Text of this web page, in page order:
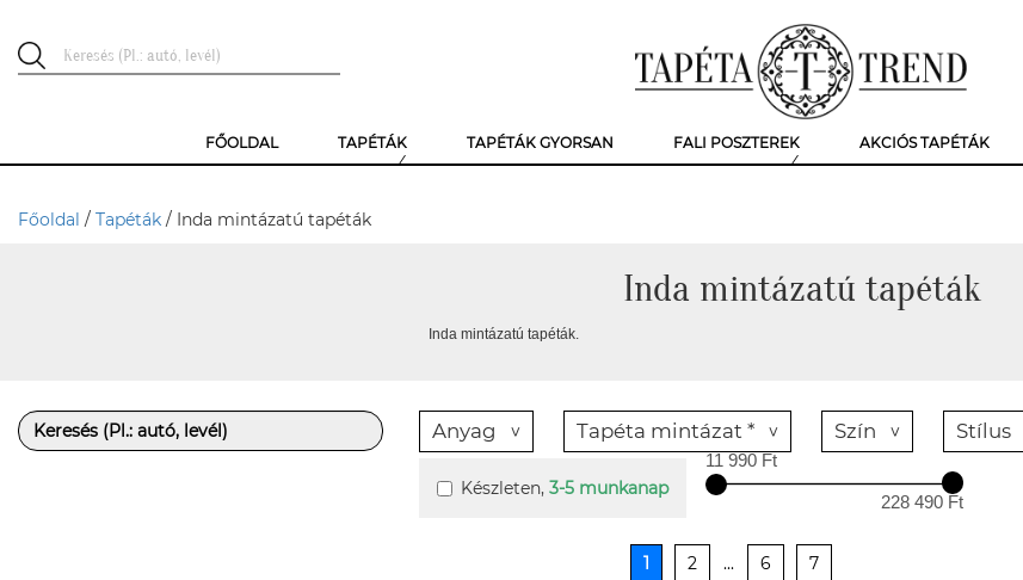
FŐOLDAL TAPÉTÁK TAPÉTÁK GYORSAN FALI POSZTEREK AKCIÓS TAPÉTÁK
Főoldal / Tapéták / Inda mintázatú tapéták
Inda mintázatú tapéták
Inda mintázatú tapéták.
Anyag Tapéta mintázat * Szín Stílus
Készleten, 3-5 munkanap
11 990 Ft
228 490 Ft
1 2 ... 6 7